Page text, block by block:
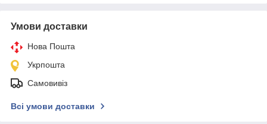
Умови доставки
Нова Пошта
Укрпошта
Самовивіз
Всі умови доставки